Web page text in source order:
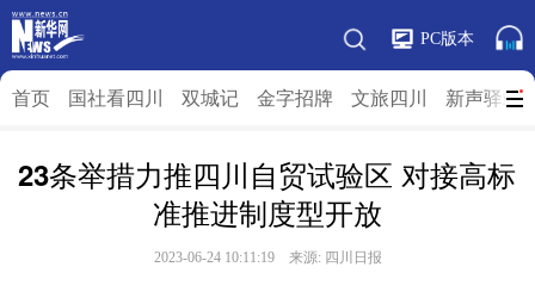
PC版本
首页 国社看四川 双城记 金字招牌 文旅四川 新声驿站
23条举措力推四川自贸试验区 对接高标
准推进制度型开放
2023-06-24 10:11:19 来源: 四川日报